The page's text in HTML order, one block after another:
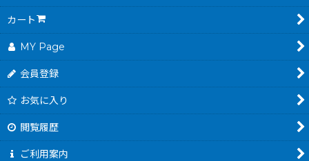
カート
MY Page
会員登録
お気に入り
閲覧履歴
ご利用案内